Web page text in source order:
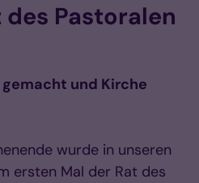
des Pastoralen
und Kirche
wurde in unseren
ersten Mal der Rat des